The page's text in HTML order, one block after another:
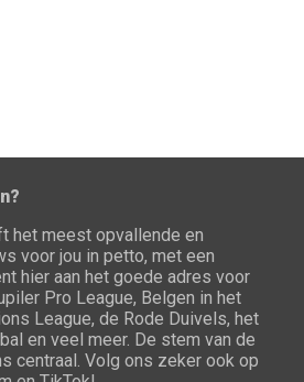
het meest opvallende en
voor jou in petto, met een
hier aan het goede adres voor
Pro League, Belgen in het
League, de Rode Duivels, het
en veel meer. De stem van de
centraal. Volg ons zeker ook op